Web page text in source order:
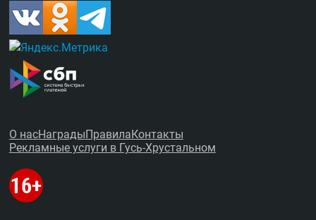
О насНаграды Правила Контакты
Рекламные услуги в Гусь-Хрустальном